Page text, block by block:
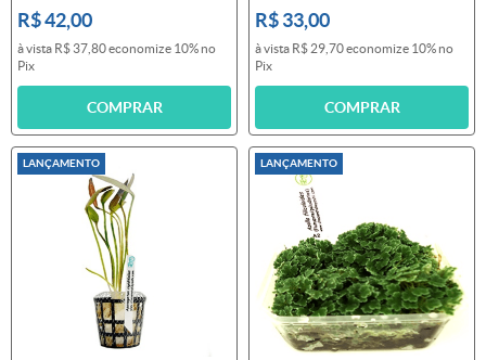
R$ 42,00
à vista R$ 37,80economize 10% no
Pix
COMPRAR
R$ 33,00
à vista R$ 29,70economize 10% no
Pix
COMPRAR
LANÇAMENTO LANÇAMENTO